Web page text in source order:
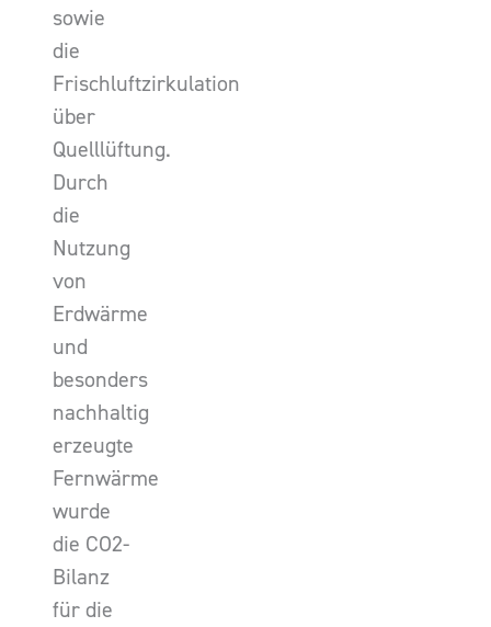
sowie
die
Frischluftzirkulation
über
Quelllüftung.
Durch
die
Nutzung
von
Erdwärme
und
besonders
nachhaltig
erzeugte
Fernwärme
wurde
die CO2-
Bilanz
für die